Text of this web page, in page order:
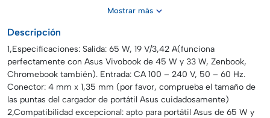
Genérico
Modelo
compatible con Compatible
Asus/lenovo 4.0x1.35mm
Mostrar más
Descripción
1,Especificaciones: Salida: 65 W, 19 V/3,42 A(funciona
perfectamente con Asus Vivobook de 45 W y 33 W, Zenbook,
Chromebook también). Entrada: CA 100 – 240 V, 50 – 60 Hz.
Conector: 4 mm x 1,35 mm (por favor, comprueba el tamaño de
las puntas del cargador de portátil Asus cuidadosamente)
2,Compatibilidad excepcional: apto para portátil Asus de 65 W y